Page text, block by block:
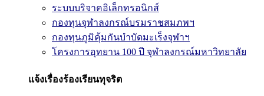
ระบบบริจาคอิเล็กทรอนิกส์
กองทุนจุฬาลงกรณ์บรมราชสมภพฯ
กองทุนภูมิคุ้มกันบำบัดมะเร็งจุฬาฯ
โครงการอุทยาน 100 ปี จุฬาลงกรณ์มหาวิทยาลัย
แจ้งเรื่องร้องเรียนทุจริต